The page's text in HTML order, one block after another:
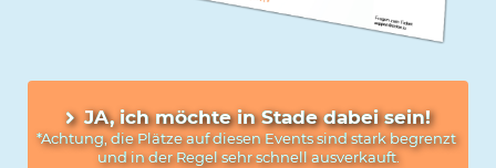
JA, ich möchte in Stade dabei sein!
*Achtung, die Plätze auf diesen Events sind stark begrenzt
und in der Regel sehr schnell ausverkauft.